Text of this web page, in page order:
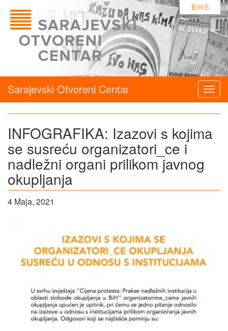
B/H/S
Sarajevski Otvoreni Centar
INFOGRAFIKA: Izazovi s kojima
se susreću organizatori_ce i
nadležni organi prilikom javnog
okupljanja
4 Maja, 2021